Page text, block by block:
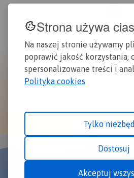
Strona używa
Na naszej stronie używamy
poprawić jakość korzystania,
spersonalizowane treści i
Polityka cookies
Tylko
Dostosuj
Akceptuj